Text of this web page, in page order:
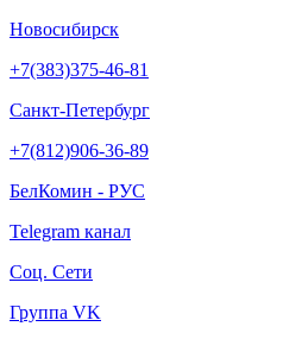
Новосибирск
+7(383)375-46-81
Санкт-Петербург
+7(812)906-36-89
БелКомин - РУС
Telegram канал
Соц. Сети
Группа VK